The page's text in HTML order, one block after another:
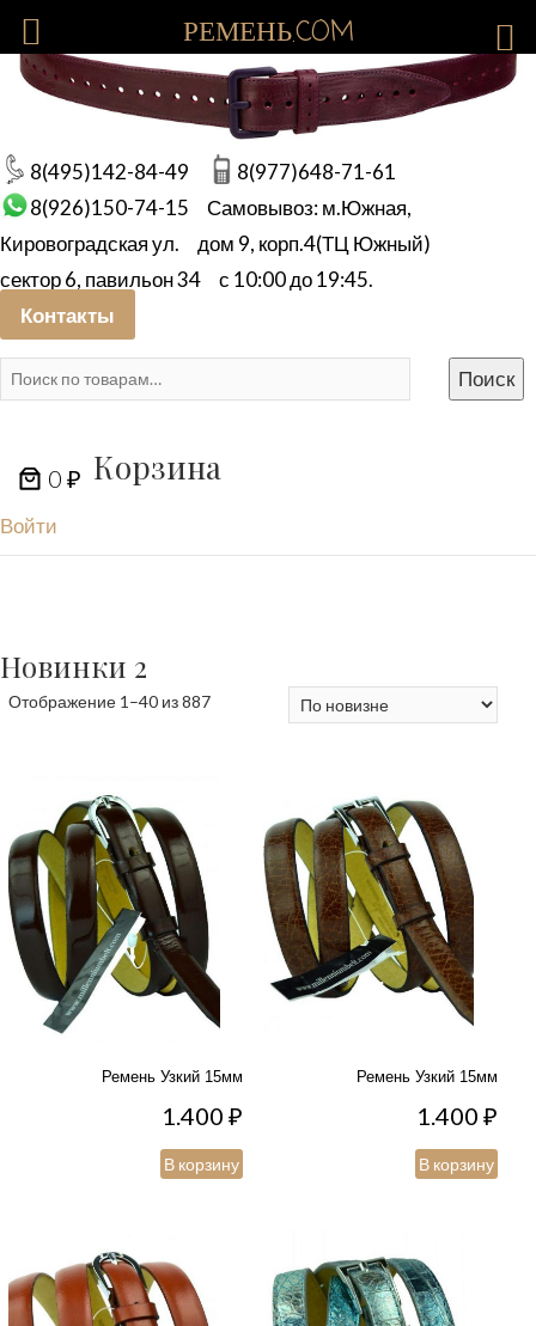
8(495)142-84-49
8(977)648-71-61
8(926)150-74-15
Самовывоз: м.Южная,
Кировоградская ул.
дом 9, корп.4(ТЦ Южный)
сектор 6, павильон 34
с 10:00 до 19:45.
Контакты
Искать:
Поиск
0 ₽
Войти
Корзина
Новинки 2
Отображение 1–40 из 887Сортировка:
Ремень Узкий 15мм
1.400₽
В корзину
Ремень Узкий 15мм
1.400₽
В корзину
РЕМЕНЬ.COM